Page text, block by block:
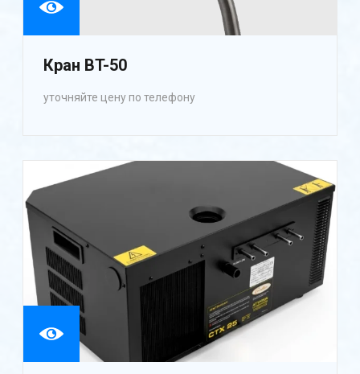
Кран BT-50
уточняйте цену по телефону